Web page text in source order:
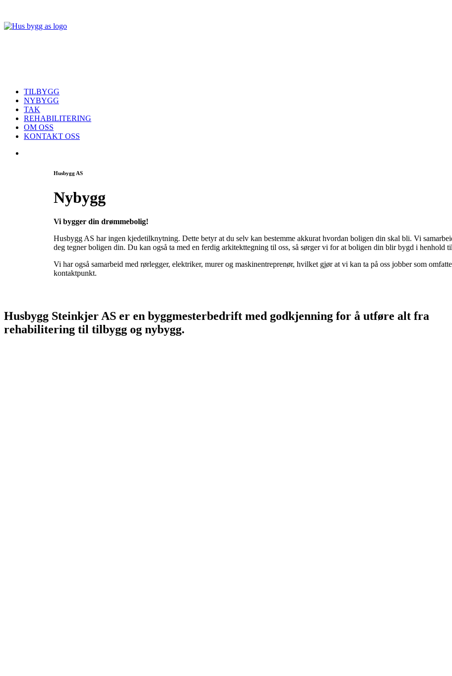
TILBYGG
NYBYGG
TAK
REHABILITERING
OM OSS
KONTAKT OSS
Husbygg AS
Nybygg
Vi bygger din drømmebolig!
Husbygg AS har ingen kjedetilknytning. Dette betyr at du selv kan bestemme akkurat hvordan boligen din skal bli. Vi
deg tegner boligen din. Du kan også ta med en ferdig arkitekttegning til oss, så sørger vi for at boligen din blir bygd i henhold
Vi har også samarbeid med rørlegger, elektriker, murer og maskinentreprenør, hvilket gjør at vi kan ta på oss jobber som
kontaktpunkt.
Husbygg Steinkjer AS er en byggmesterbedrift med godkjenning for å utføre alt fra
rehabilitering til tilbygg og nybygg.